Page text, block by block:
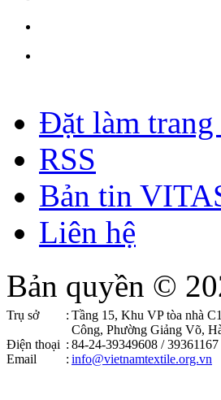
Đặt làm trang
RSS
Bản tin
Liên hệ
Bản quyền ©
Trụ sở : Tầng 15, Khu VP tòa nhà
Công, Phường Giảng Võ,
Điện thoại : 84-24-39349608 /
Email
: info@vietnamtextile.org.vn